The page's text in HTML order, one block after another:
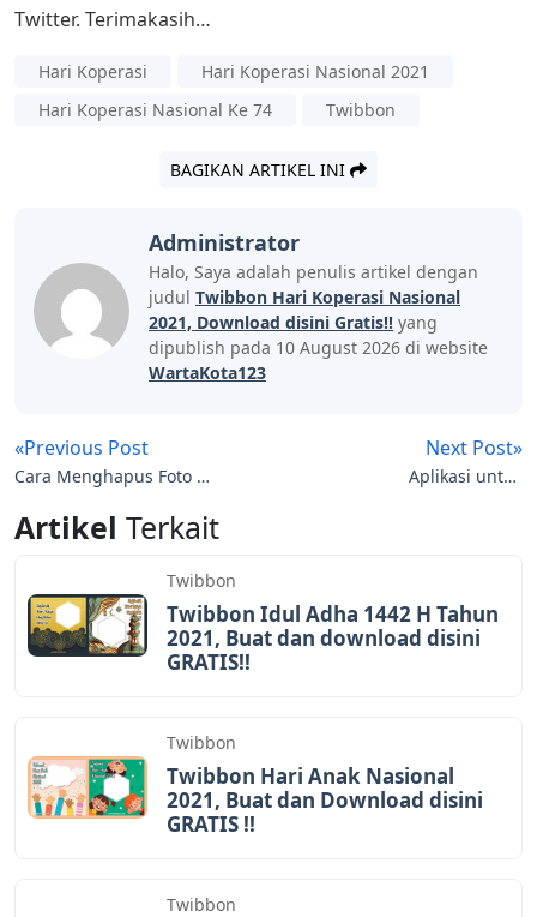
Twitter. Terimakasih…
Hari Koperasi
Hari Koperasi Nasional 2021
Hari Koperasi Nasional Ke 74
Twibbon
BAGIKAN ARTIKEL INI
Administrator
Halo, Saya adalah penulis artikel dengan
judul Twibbon Hari Koperasi Nasional
2021, Download disini Gratis!! yang
dipublish pada 10 August 2026 di website
WartaKota123
«Previous Post
Cara Menghapus Foto di
Next Post»
Aplikasi untuk
Artikel Terkait
Twibbon
Twibbon Idul Adha 1442 H Tahun
2021, Buat dan download disini
GRATIS!!
Twibbon
Twibbon Hari Anak Nasional
2021, Buat dan Download disini
GRATIS !!
Twibbon